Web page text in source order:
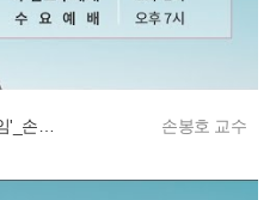
[231022] '종교개혁과 사회적 책임'_손봉호 교수 특강 손봉호 교수